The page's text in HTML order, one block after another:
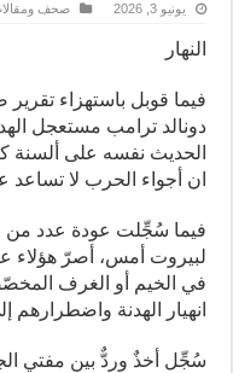
يونيو 3, 2026 صحف
النهار
فيما قوبل باستهزاء
دونالد ترامب مستعجل
الحديث نفسه على ألسنة
ان أجواء الحرب لا تساعد
فيما سُجِّلت عودة عدد من
لبيروت أمس، أصرّ هؤلاء
في الخيم أو الغرف
انهيار الهدنة واضطرارهم
سُجِّل أخذٌ وردٌّ بين مفتي